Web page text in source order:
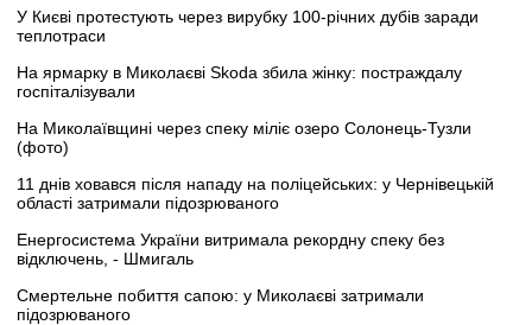
У Києві протестують через вирубку 100-річних дубів заради
теплотраси
На ярмарку в Миколаєві Skoda збила жінку: постраждалу
госпіталізували
На Миколаївщині через спеку міліє озеро Солонець-Тузли
(фото)
11 днів ховався після нападу на поліцейських: у Чернівецькій
області затримали підозрюваного
Енергосистема України витримала рекордну спеку без
відключень, - Шмигаль
Смертельне побиття сапою: у Миколаєві затримали
підозрюваного